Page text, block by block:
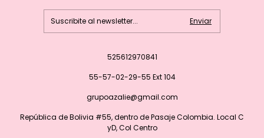
525612970841
55-57-02-29-55 Ext 104
grupoazalie@gmail.com
República de Bolivia #55, dentro de Pasaje Colombia. Local C
yD, Col Centro